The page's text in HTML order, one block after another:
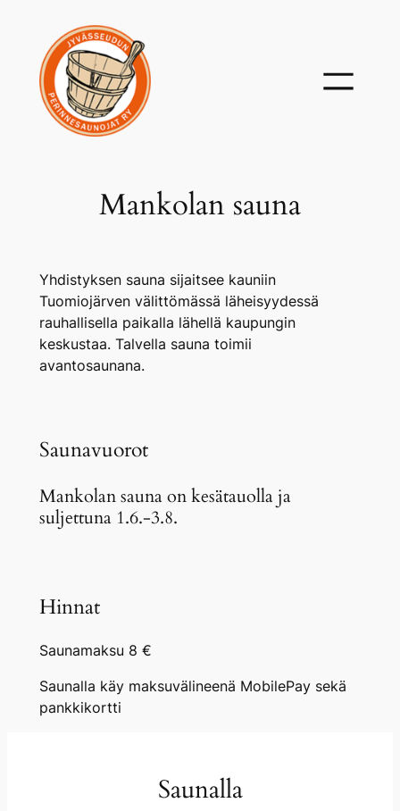
sisältöön
Mankolan sauna
Yhdistyksen sauna sijaitsee kauniin
Tuomiojärven välittömässä läheisyydessä
rauhallisella paikalla lähellä kaupungin
keskustaa. Talvella sauna toimii
avantosaunana.
Saunavuorot
Mankolan sauna on kesätauolla ja
suljettuna 1.6.-3.8.
Hinnat
Saunamaksu 8 €
Saunalla käy maksuvälineenä MobilePay sekä
pankkikortti
Saunalla